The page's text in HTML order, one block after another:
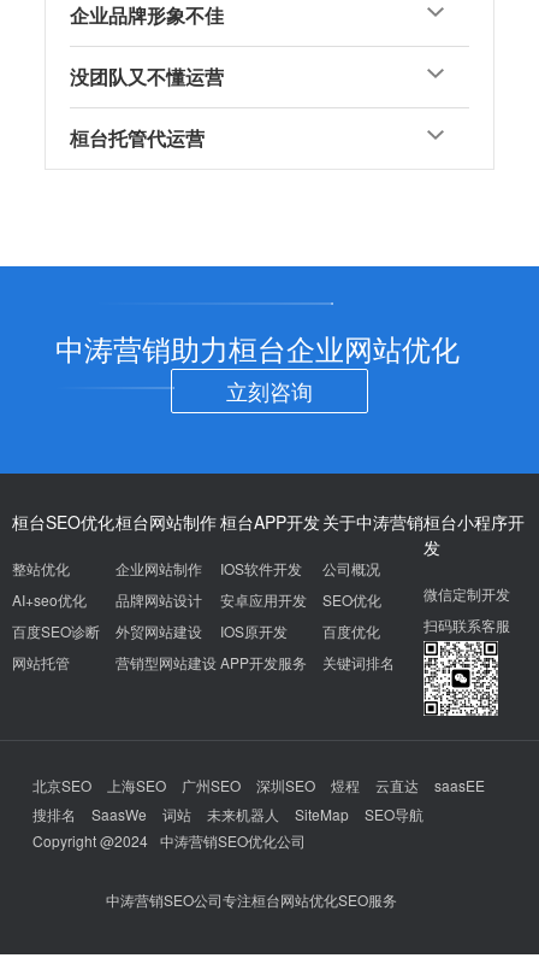
企业品牌形象不佳
没团队又不懂运营
桓台托管代运营
中涛营销助力桓台企业网站优化
立刻咨询
桓台SEO优化
整站优化
AI+seo优化
百度SEO诊断
网站托管
桓台网站制作
企业网站制作
品牌网站设计
外贸网站建设
营销型网站建设
桓台APP开发
IOS软件开发
安卓应用开发
IOS原开发
APP开发服务
关于中涛营销
公司概况
SEO优化
百度优化
关键词排名
桓台小程序开
发
微信定制开发
扫码联系客服
北京SEO 上海SEO 广州SEO 深圳SEO 煜程 云直达
saasEE
搜排名
SaasWe 词站 未来机器人 SiteMap
SEO导航
Copyright @2024 中涛营销SEO优化公司
中涛营销SEO公司专注桓台网站优化SEO服务